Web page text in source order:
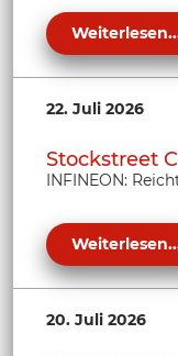
22. Juli 2026
Stockstreet
INFINEON:
20. Juli 2026